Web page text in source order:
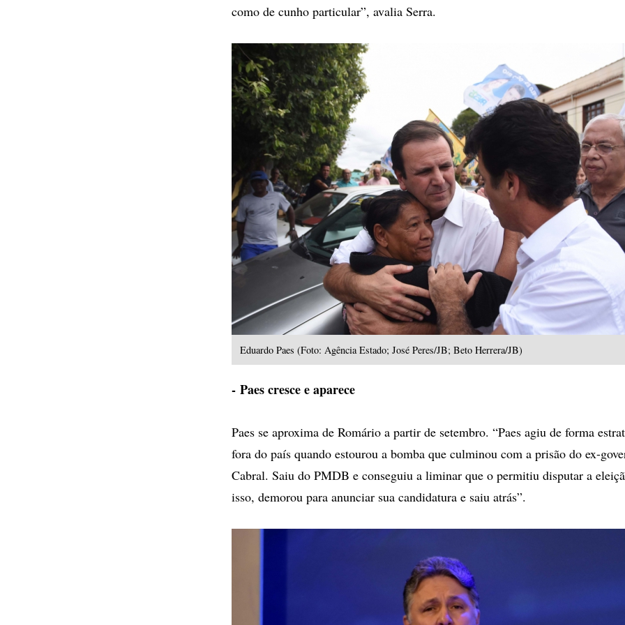
como de cunho particular”, avalia Serra.
Eduardo Paes (Foto: Agência Estado; José Peres/JB; Beto Herrera/JB)
- Paes cresce e aparece
Paes se aproxima de Romário a partir de setembro. “Paes agiu de forma
fora do país quando estourou a bomba que culminou com a prisão do ex-
Cabral. Saiu do PMDB e conseguiu a liminar que o permitiu disputar a
isso, demorou para anunciar sua candidatura e saiu atrás”.